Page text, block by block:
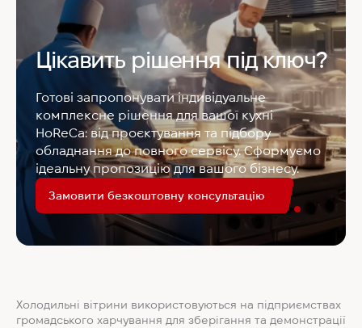
Цікавить рішення під ключ?
Готові запропонувати індивідуальне
комплексне рішення для вашої кухні
HoReCa: від проєктування та підбору
обладнання до повного сервісу. Сформуємо
ідеальну пропозицію для вашого бізнесу.
Замовити безкоштовну консультацію
Холодильні вітрини використовуються на підприємствах
громадського харчування для зберігання та демонстрації